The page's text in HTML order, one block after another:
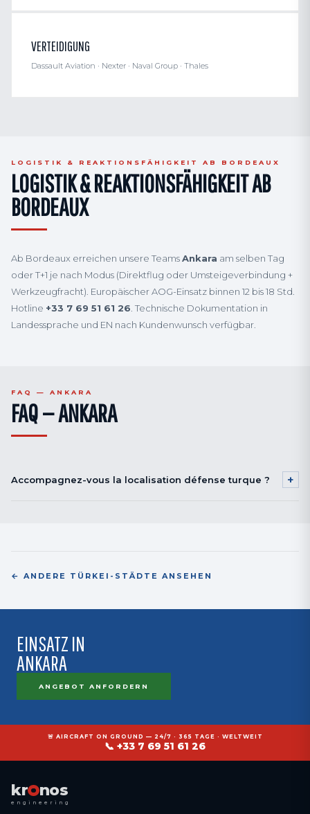
VERTEIDIGUNG
Dassault Aviation · Nexter · Naval Group · Thales
LOGISTIK & REAKTIONSFÄHIGKEIT AB BORDEAUX
LOGISTIK & REAKTIONSFÄHIGKEIT AB
BORDEAUX
Ab Bordeaux erreichen unsere TeamsAnkara am selben Tag
oder T+1 je nach Modus (Direktflug oder Umsteigeverbindung +
Werkzeugfracht). Europäischer AOG-Einsatz binnen 12 bis 18 Std.
Hotline +33 7 69 51 61 26 . Technische Dokumentation in
Landessprache und EN nach Kundenwunsch verfügbar.
FAQ — ANKARA
FAQ — ANKARA
Accompagnez-vous la localisation défense turque ? +
← ANDERE TÜRKEI-STÄDTE ANSEHEN
EINSATZ IN
ANKARA
ANGEBOT ANFORDERN
🚨 AIRCRAFT ON GROUND — 24/7 · 365 TAGE · WELTWEIT
📞 +33 7 69 51 61 26
kr nos
engineering